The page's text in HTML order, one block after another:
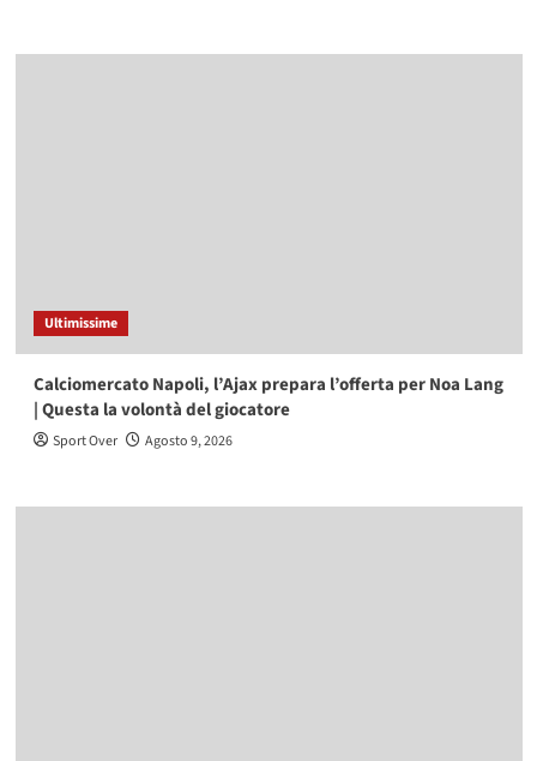
Ultimissime
Calciomercato Napoli, l’Ajax prepara l’offerta per Noa Lang
| Questa la volontà del giocatore
Sport Over Agosto 9, 2026